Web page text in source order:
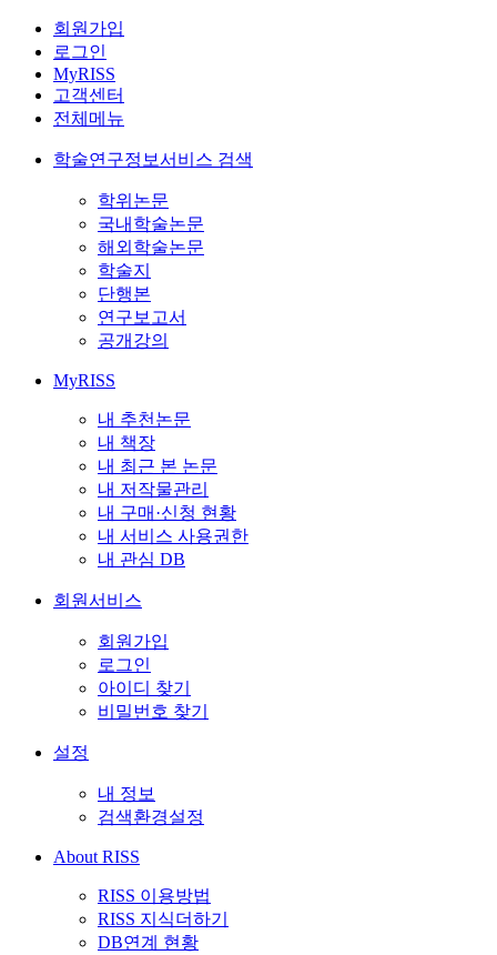
회원가입
로그인
MyRISS
고객센터
전체메뉴
학술연구정보서비스 검색
학위논문
국내학술논문
해외학술논문
학술지
단행본
연구보고서
공개강의
MyRISS
내 추천논문
내 책장
내 최근 본 논문
내 저작물관리
내 구매·신청 현황
내 서비스 사용권한
내 관심 DB
회원서비스
회원가입
로그인
아이디 찾기
비밀번호 찾기
설정
내 정보
검색환경설정
About RISS
RISS 이용방법
RISS 지식더하기
DB연계 현황